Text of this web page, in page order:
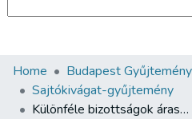
Communities & Collections
All of DSpace
Home Budapest Gyűjtemény
Sajtókivágat-gyűjtemény
Különféle bizottságok árasztják el a fővárost